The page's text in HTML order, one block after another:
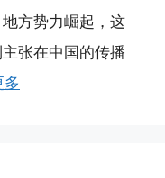
方势力崛起，这
张在中国的传播
多